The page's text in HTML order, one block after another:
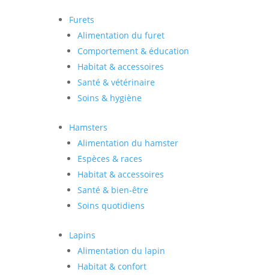
Furets
Alimentation du furet
Comportement & éducation
Habitat & accessoires
Santé & vétérinaire
Soins & hygiène
Hamsters
Alimentation du hamster
Espèces & races
Habitat & accessoires
Santé & bien-être
Soins quotidiens
Lapins
Alimentation du lapin
Habitat & confort